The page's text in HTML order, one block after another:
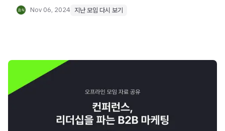
Nov 06, 2024 지난 모임 다시 보기